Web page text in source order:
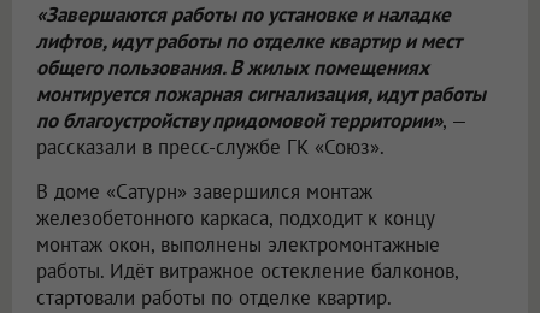
«Завершаются работы по установке и наладке
лифтов, идут работы по отделке квартир и мест
общего пользования. В жилых помещениях
монтируется пожарная сигнализация, идут работы
по благоустройству придомовой территории», —
рассказали в пресс-службе ГК «Союз».
В доме «Сатурн» завершился монтаж
железобетонного каркаса, подходит к концу
монтаж окон, выполнены электромонтажные
работы. Идёт витражное остекление балконов,
стартовали работы по отделке квартир.